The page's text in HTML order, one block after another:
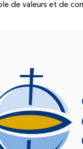
de valeurs et de